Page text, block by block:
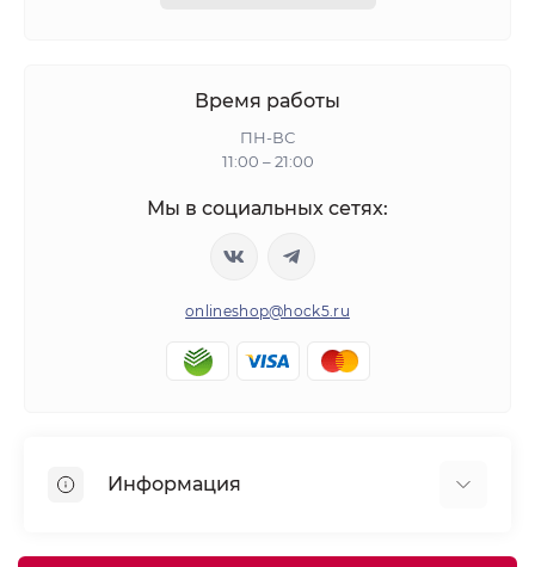
Время работы
ПН-ВС
11:00 – 21:00
Мы в социальных сетях:
onlineshop@hock5.ru
Информация